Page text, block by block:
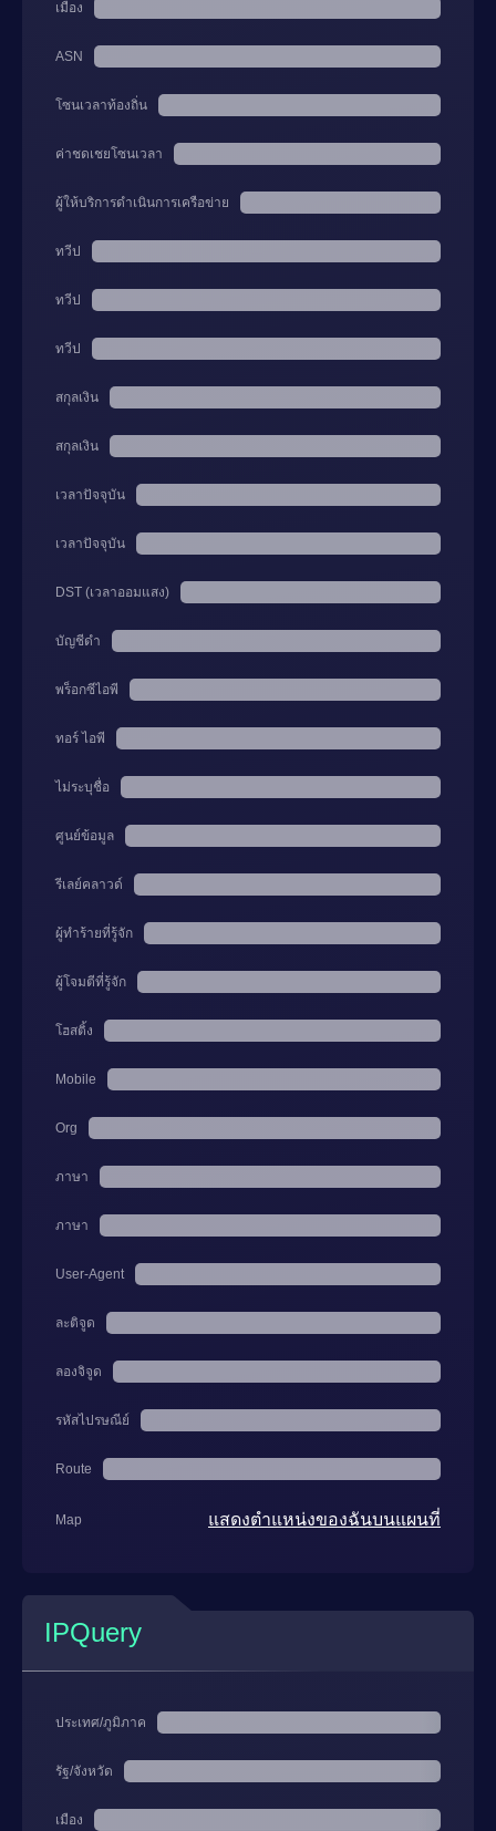
เมือง
ASN
โซนเวลาท้องถิ่น
ค่าชดเชยโซนเวลา
ผู้ให้บริการดำเนินการเครือข่าย
ทวีป
ทวีป
ทวีป
สกุลเงิน
สกุลเงิน
เวลาปัจจุบัน
เวลาปัจจุบัน
DST (เวลาออมแสง)
บัญชีดำ
พร็อกซีไอพี
ทอร์ ไอพี
ไม่ระบุชื่อ
ศูนย์ข้อมูล
รีเลย์คลาวด์
ผู้ทำร้ายที่รู้จัก
ผู้โจมตีที่รู้จัก
โฮสติ้ง
Mobile
Org
ภาษา
ภาษา
User-Agent
ละติจูด
ลองจิจูด
รหัสไปรษณีย์
Route
Map แสดงตำแหน่งของฉันบนแผนที่
IPQuery
ประเทศ/ภูมิภาค
รัฐ/จังหวัด
เมือง